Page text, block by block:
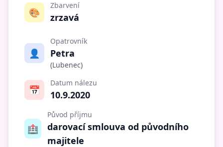
🎨
Zbarvení
zrzavá
👤
Opatrovník
Petra
(Lubenec)
📅
Datum nálezu
10.9.2020
🏥
Původ příjmu
darovací smlouva od původního
majitele